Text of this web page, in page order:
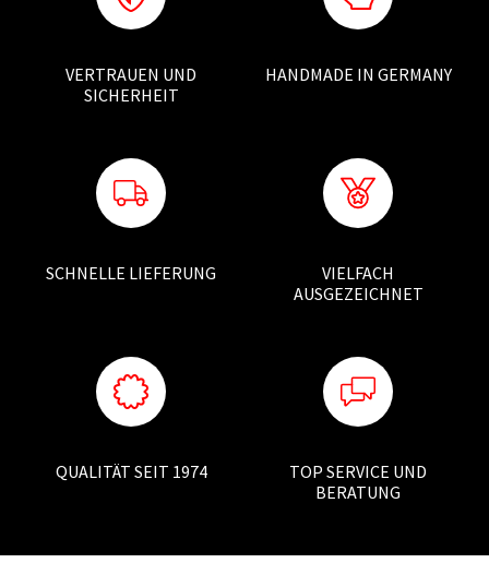
VERTRAUEN UND
SICHERHEIT
HANDMADE IN GERMANY
SCHNELLE LIEFERUNG
VIELFACH
AUSGEZEICHNET
QUALITÄT SEIT 1974
TOP SERVICE UND
BERATUNG